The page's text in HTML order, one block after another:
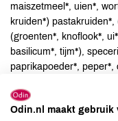
maiszetmeel*, uien*,
kruiden*)
(groenten*, knoflook*,
basilicum*, tijm*),
paprikapoeder*, peper*,
MELKPOEDER*,
uienpoeder*, guargom*,
Odin.nl maakt gebruik